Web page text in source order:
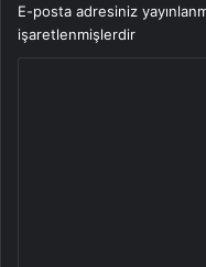
E-posta adresiniz
işaretlenmişlerdir